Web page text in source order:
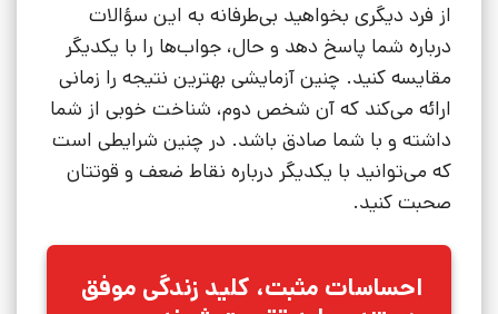
از فرد دیگری بخواهید بی‌طرفانه به این سؤالات
درباره شما پاسخ دهد و حال، جواب‌ها را با یکدیگر
مقایسه کنید. چنین آزمایشی بهترین نتیجه را زمانی
ارائه می‌کند که آن شخص دوم، شناخت خوبی از شما
داشته و با شما صادق باشد. در چنین شرایطی است
که می‌توانید با یکدیگر درباره نقاط ضعف و قوتتان
صحبت کنید.
احساسات مثبت، کلید زندگی موفق